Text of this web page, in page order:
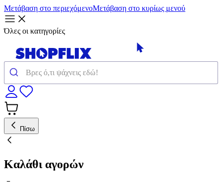
Μετάβαση στο περιεχόμενοΜετάβαση στο κυρίως μενού
Όλες οι κατηγορίες
Πίσω
Καλάθι αγορών